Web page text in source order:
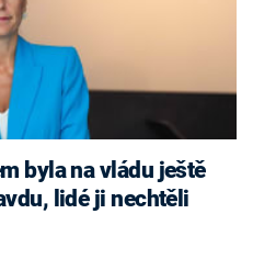
byla na vládu ještě
lidé ji nechtěli